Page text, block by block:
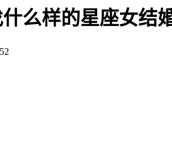
么样的星座女结